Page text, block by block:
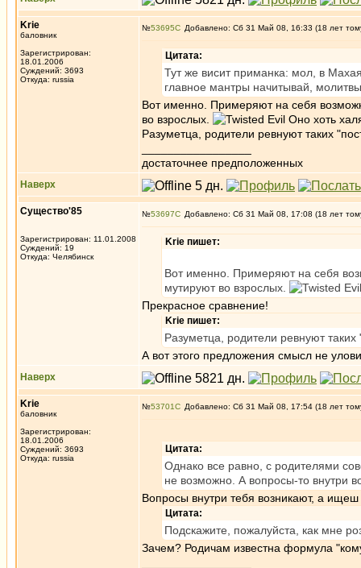
Krie
баловник
Зарегистрирован:
18.01.2006
Суждений: 3693
Откуда: russia
№53695 Добавлено: Сб 31 Май 08, 16:33 (18 лет
Цитата:
Тут же висит приманка: мол, в
главное мантры начитывай,
Вот именно. Примеряют на себя
во взрослых.
Оно хоть
Разуметца, родители ревнуют таких
достаточнее предположенных
Наверх
Существо'85
Зарегистрирован: 11.01.2008
Суждений: 19
Откуда: Челябинск
№53697 Добавлено: Сб 31 Май 08, 17:08 (18 лет
Krie пишет:
Вот именно. Примеряют на себя
мутируют во взрослых.
Прекрасное сравнение!
Krie пишет:
Разуметца, родители ревнуют
А вот этого предложения смысл не
Наверх
Krie
баловник
Зарегистрирован:
18.01.2006
Суждений: 3693
Откуда: russia
№53701 Добавлено: Сб 31 Май 08, 17:54 (18 лет
Цитата:
Однако все равно, с родителями
не возможно. А вопросы-то внутри
Вопросы внутри тебя возникают, а
Цитата:
Подскажите, пожалуйста, как мне
Зачем? Родичам известна формула